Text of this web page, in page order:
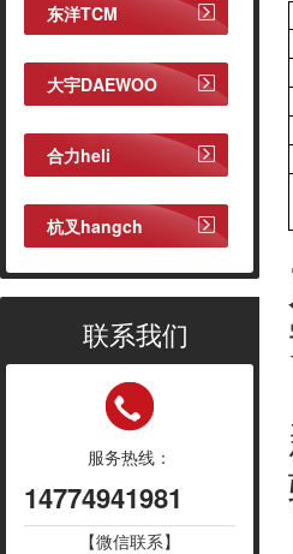
东洋TCM
大宇DAEWOO
合力heli
杭叉hangch
联系我们
服务热线：
14774941981
【微信联系】